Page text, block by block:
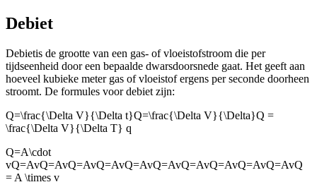
Debiet
Debietis de grootte van een gas- of vloeistofstroom die per
tijdseenheid door een bepaalde dwarsdoorsnede gaat. Het geeft aan
hoeveel kubieke meter gas of vloeistof ergens per seconde doorheen
stroomt. De formules voor debiet zijn:
Q=\frac{\Delta V}{\Delta t}Q=\frac{\Delta V}{\Delta}Q =
\frac{\Delta V}{\Delta T} q
Q=A\cdot
vQ=AvQ=AvQ=AvQ=AvQ=AvQ=AvQ=AvQ=AvQ=AvQ=AvQ
= A \times v